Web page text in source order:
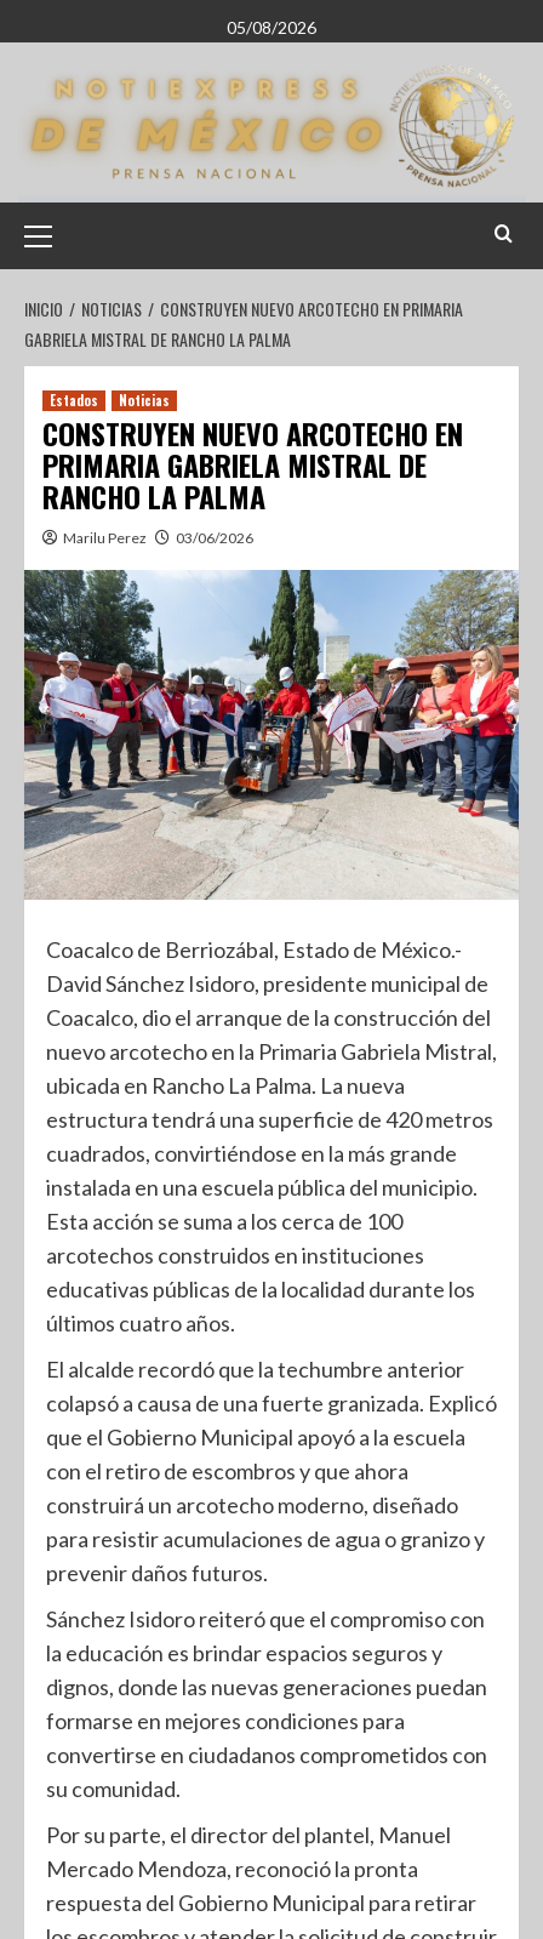
05/08/2026
INICIO NOTICIAS
CONSTRUYEN NUEVO ARCOTECHO EN PRIMARIA
GABRIELA MISTRAL DE RANCHO LA PALMA
Estados Noticias
CONSTRUYEN NUEVO ARCOTECHO EN
PRIMARIA GABRIELA MISTRAL DE
RANCHO LA PALMA
Marilu Perez 03/06/2026
Coacalco de Berriozábal, Estado de México.-
David Sánchez Isidoro, presidente municipal de
Coacalco, dio el arranque de la construcción del
nuevo arcotecho en la Primaria Gabriela Mistral,
ubicada en Rancho La Palma. La nueva
estructura tendrá una superficie de 420 metros
cuadrados, convirtiéndose en la más grande
instalada en una escuela pública del municipio.
Esta acción se suma a los cerca de 100
arcotechos construidos en instituciones
educativas públicas de la localidad durante los
últimos cuatro años.
El alcalde recordó que la techumbre anterior
colapsó a causa de una fuerte granizada. Explicó
que el Gobierno Municipal apoyó a la escuela
con el retiro de escombros y que ahora
construirá un arcotecho moderno, diseñado
para resistir acumulaciones de agua o granizo y
prevenir daños futuros.
Sánchez Isidoro reiteró que el compromiso con
la educación es brindar espacios seguros y
dignos, donde las nuevas generaciones puedan
formarse en mejores condiciones para
convertirse en ciudadanos comprometidos con
su comunidad.
Por su parte, el director del plantel, Manuel
Mercado Mendoza, reconoció la pronta
respuesta del Gobierno Municipal para retirar